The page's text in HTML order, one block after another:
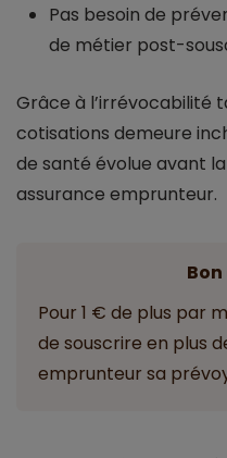
Pas besoin de
de métier post-
Grâce à l’irrévocabilité
cotisations demeure
de santé évolue avant
assurance emprunteur.
Pour 1 € de plus par
de souscrire en plus
emprunteur sa